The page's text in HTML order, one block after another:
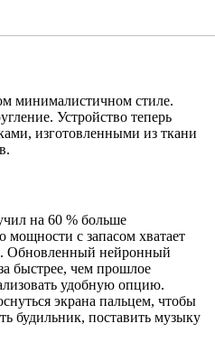
минималистичном стиле.
Устройство теперь
изготовленными из ткани
на 60 % больше
мощности с запасом хватает
Обновленный нейронный
быстрее, чем прошлое
удобную опцию.
экрана пальцем, чтобы
будильник, поставить музыку